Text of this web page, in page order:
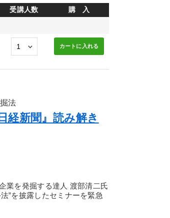
受講人数 購 入
カートに 入れる
法
経新聞』読み解き
業を発掘する達人 渡部清二氏
”を披露したセミナーを緊急